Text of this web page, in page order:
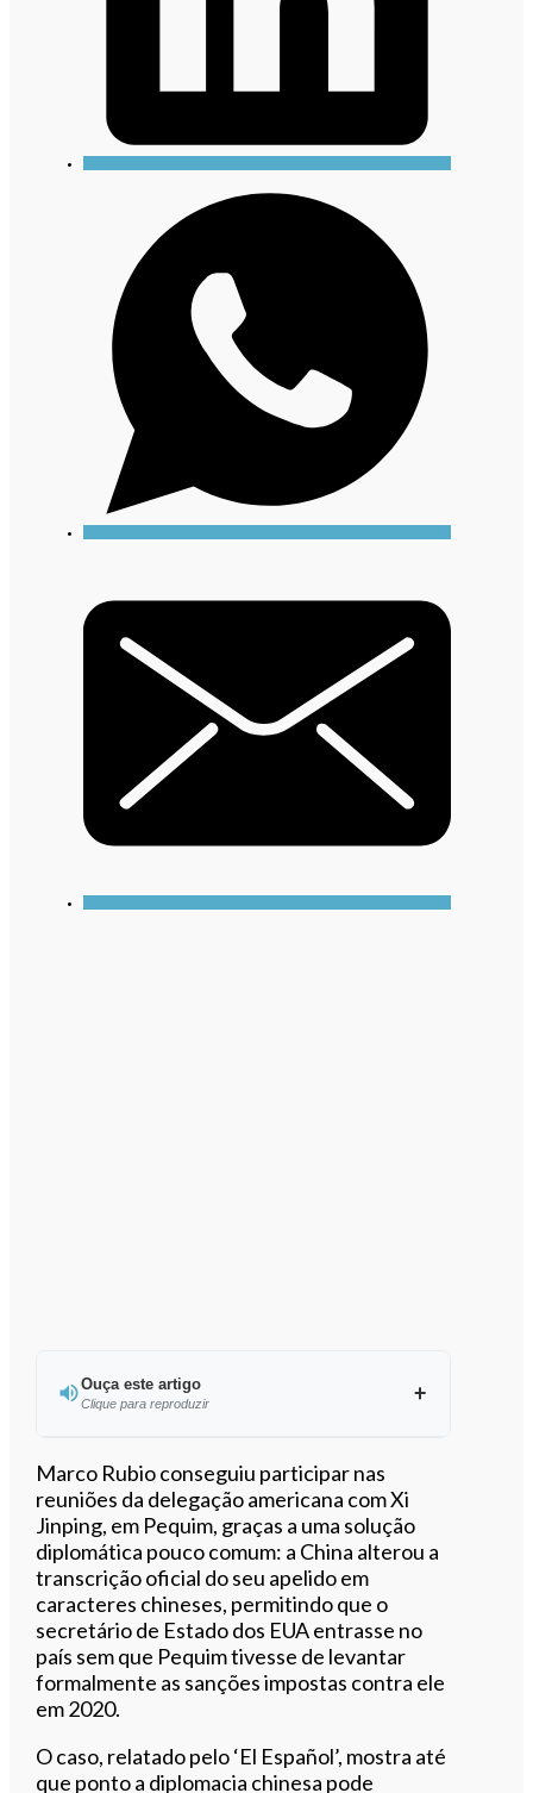
Ouça este artigo
Clique para reproduzir
0:00/4:20
Marco Rubio conseguiu participar nas
reuniões da delegação americana com Xi
Jinping, em Pequim, graças a uma solução
diplomática pouco comum: a China alterou a
transcrição oficial do seu apelido em
caracteres chineses, permitindo que o
secretário de Estado dos EUA entrasse no
país sem que Pequim tivesse de levantar
formalmente as sanções impostas contra ele
em 2020.
O caso, relatado pelo ‘El Español’, mostra até
que ponto a diplomacia chinesa pode